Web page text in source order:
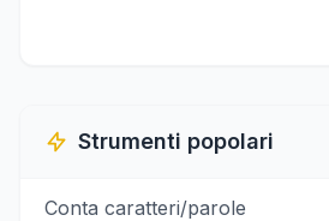
Strumenti popolari
Conta caratteri/parole